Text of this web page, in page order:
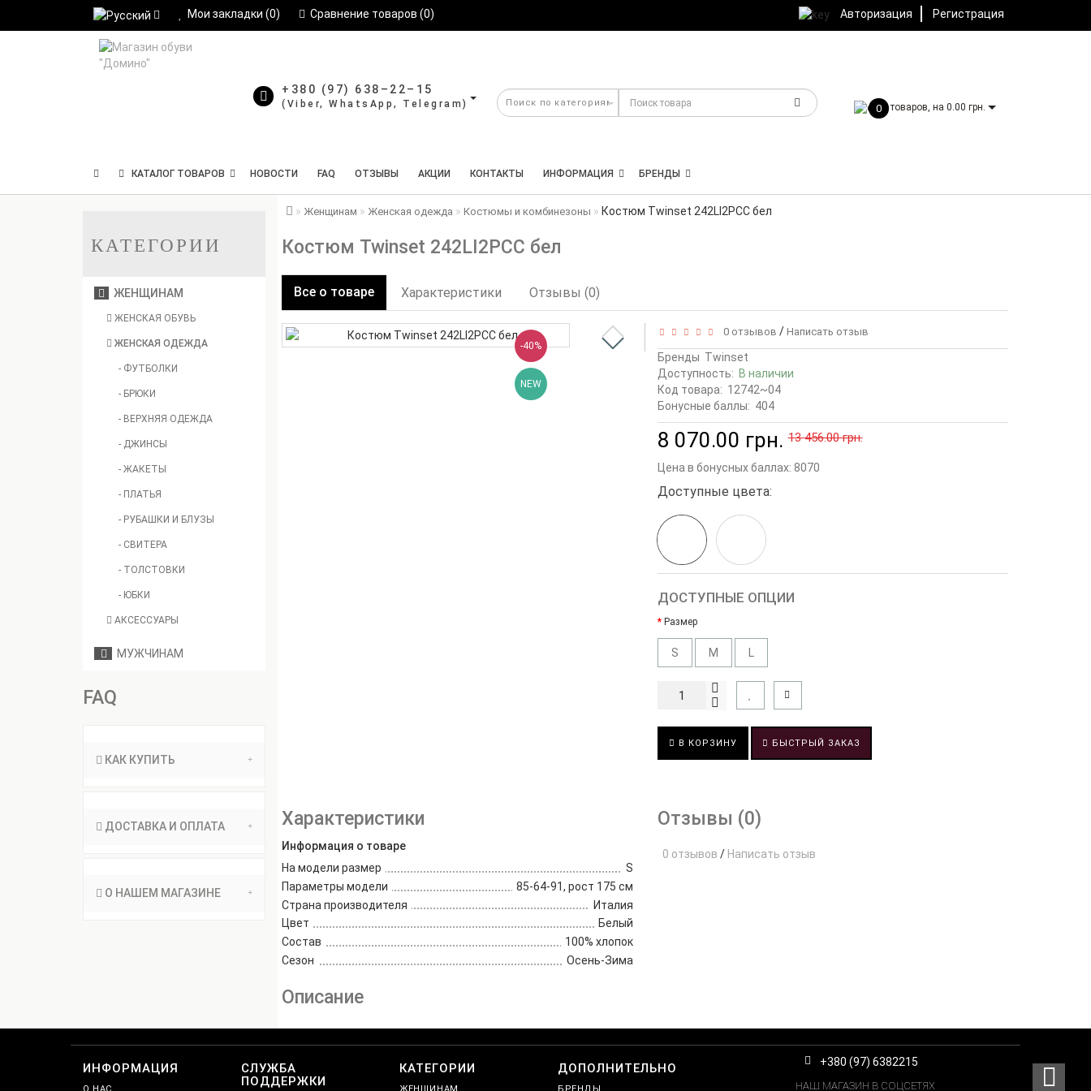
Мои закладки (0) Сравнение товаров (0) Авторизация Регистрация
+380 (97) 638–22–15
0 товаров, на 0.00 грн.
КАТАЛОГ ТОВАРОВ НОВОСТИ FAQ ОТЗЫВЫ АКЦИИ КОНТАКТЫ ИНФОРМАЦИЯ БРЕНДЫ
КАТЕГОРИИ
ЖЕНЩИНАМ
ЖЕНСКАЯ ОБУВЬ
ЖЕНСКАЯ ОДЕЖДА
- ФУТБОЛКИ
- БРЮКИ
- ВЕРХНЯЯ ОДЕЖДА
- ДЖИНСЫ
- ЖАКЕТЫ
- ПЛАТЬЯ
- РУБАШКИ И БЛУЗЫ
- СВИТЕРА
- ТОЛСТОВКИ
- ЮБКИ
АКСЕССУАРЫ
МУЖЧИНАМ
FAQ
КАК КУПИТЬ
ДОСТАВКА И ОПЛАТА
О НАШЕМ МАГАЗИНЕ
Женщинам Женская одежда Костюмы и комбинезоны Костюм Twinset 242LI2PCC бел
Костюм Twinset 242LI2PCC бел
Все о товаре Характеристики Отзывы (0)
-40%
NEW
0 отзывов / Написать отзыв
Бренды Twinset
Доступность: В наличии
Код товара: 12742~04
Бонусные баллы: 404
8 070.00 грн. 13 456.00 грн.
Цена в бонусных баллах: 8070
Доступные цвета:
ДОСТУПНЫЕ ОПЦИИ
Размер
S M
В КОРЗИНУ БЫСТРЫЙ ЗАКАЗ
Характеристики
Информация о товаре
На модели размер
S
Параметры модели
85-64-91, рост 175 см
Страна производителя
Италия
Цвет
Белый
Состав
100% хлопок
Сезон
Осень-Зима
Отзывы (0)
0 отзывов / Написать отзыв
Описание
ИНФОРМАЦИЯ
О НАС
СЛУЖБА
ПОДДЕРЖКИ
КАТЕГОРИИ
ЖЕНЩИНАМ
ДОПОЛНИТЕЛЬНО
БРЕНДЫ
+380 (97) 6382215
НАШ МАГАЗИН В СОЦСЕТЯХ